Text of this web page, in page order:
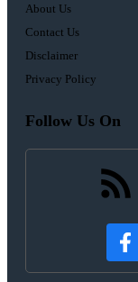
About Us
Contact Us
Disclaimer
Privacy Policy
Follow Us On